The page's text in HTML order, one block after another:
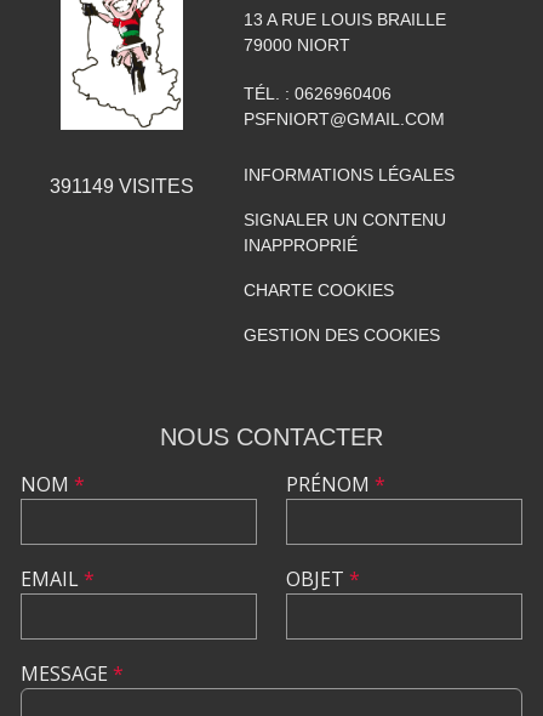
391149 VISITES
13 A RUE LOUIS BRAILLE
79000 NIORT
TÉL. : 0626960406
PSFNIORT@GMAIL.COM
INFORMATIONS LÉGALES
SIGNALER UN CONTENU
INAPPROPRIÉ
CHARTE COOKIES
GESTION DES COOKIES
NOUS CONTACTER
NOM *
EMAIL*
PRÉNOM *
OBJET *
MESSAGE *